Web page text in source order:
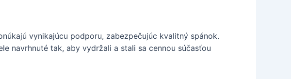
vynikajúcu podporu, zabezpečujúc kvalitný spánok.
navrhnuté tak, aby vydržali a stali sa cennou súčasťou